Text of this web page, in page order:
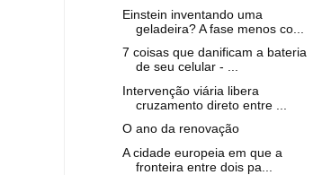
Einstein inventando uma
geladeira? A fase menos co...
7 coisas que danificam a bateria
de seu celular - ...
Intervenção viária libera
cruzamento direto entre ...
O ano da renovação
A cidade europeia em que a
fronteira entre dois pa...